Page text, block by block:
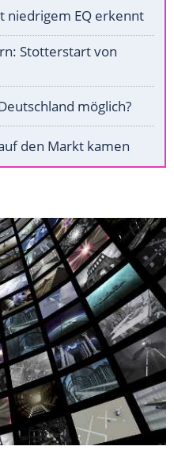
niedrigem EQ erkennt
Stotterstart von
möglich?
den Markt kamen